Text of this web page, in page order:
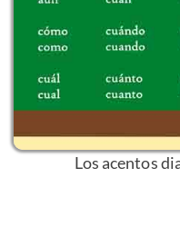
Los acentos